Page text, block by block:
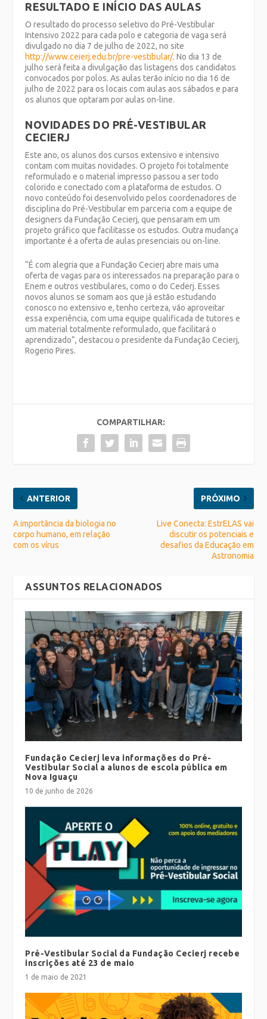
RESULTADO E INÍCIO DAS AULAS
O resultado do processo seletivo do Pré-Vestibular
Intensivo 2022 para cada polo e categoria de vaga será
divulgado no dia 7 de julho de 2022, no site
http://www.ceierj.edu.br/pre-vestibular/. No dia 13 de
julho será feita a divulgação das listagens dos candidatos
convocados por polos. As aulas terão início no dia 16 de
julho de 2022 para os locais com aulas aos sábados e para
os alunos que optaram por aulason-line.
NOVIDADES DO PRÉ-VESTIBULAR
CECIERJ
Este ano, os alunos dos cursos extensivo e intensivo
contam com muitas novidades. O projeto foi totalmente
reformulado e o material impresso passou a ser todo
colorido e conectado com a plataforma de estudos. O
novo conteúdo foi desenvolvido pelos coordenadores de
disciplina do Pré-Vestibular em parceria com a equipe de
designers da Fundação Cecierj, que pensaram em um
projeto gráfico que facilitasse os estudos. Outra mudança
importante é a oferta de aulas presenciais ou on-line.
“É com alegria que a Fundação Cecierj abre mais uma
oferta de vagas para os interessados na preparação para o
Enem e outros vestibulares, como o do Cederj. Esses
novos alunos se somam aos que já estão estudando
conosco no extensivo e, tenho certeza, vão aproveitar
essa experiência, com uma equipe qualificada de tutores e
um materialtotalmente reformulado, que facilitará o
aprendizado”, destacou o presidente da Fundação Cecierj,
Rogerio Pires.
COMPARTILHAR:
ANTERIOR
A importância da biologia no
corpo humano, em relação
com os vírus
PRÓXIMO
Live Conecta: EstrELAS vai
discutir os potenciais e
desafios da Educação em
Astronomia
ASSUNTOS RELACIONADOS
Fundação Cecierj leva informações do Pré-
Vestibular Social a alunos de escola pública em
Nova Iguaçu
10 de junho de 2026
Pré-Vestibular Social da Fundação Cecierj recebe
inscrições até 23 de maio
1 de maio de 2021